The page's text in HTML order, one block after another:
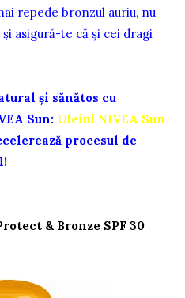
repede bronzul auriu, nu
asigură-te că și cei dragi
şi sănătos cu
Sun: Uleiul NIVEA Sun
procesul de
& Bronze SPF 30